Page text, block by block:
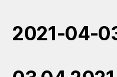
2021-04-